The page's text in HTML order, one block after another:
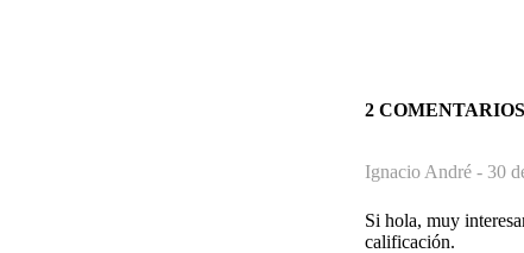
2 COMENTARIOS
Ignacio André - 30
Si hola, muy
calificación.